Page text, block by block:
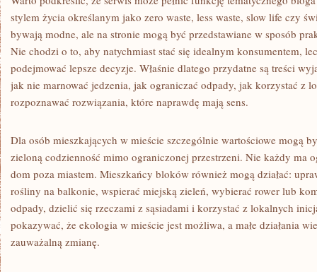
stylem życia określanym jako zero waste, less waste, slow life czy
bywają modne, ale na stronie mogą być przedstawiane w sposób
Nie chodzi o to, aby natychmiast stać się idealnym konsumentem,
podejmować lepsze decyzje. Właśnie dlatego przydatne są treści
jak nie marnować jedzenia, jak ograniczać odpady, jak korzystać z
rozpoznawać rozwiązania, które naprawdę mają sens.
Dla osób mieszkających w mieście szczególnie wartościowe mogą
zieloną codzienność mimo ograniczonej przestrzeni. Nie każdy ma
dom poza miastem. Mieszkańcy bloków również mogą działać:
rośliny na balkonie, wspierać miejską zieleń, wybierać rower lub
odpady, dzielić się rzeczami z sąsiadami i korzystać z lokalnych
pokazywać, że ekologia w mieście jest możliwa, a małe działania
zauważalną zmianę.